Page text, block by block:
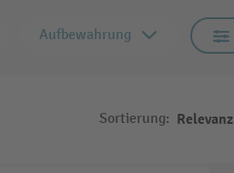
Aufbewahrung
Sortierung: Relevanz